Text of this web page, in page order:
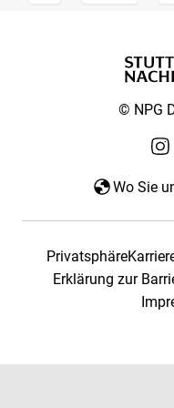
© NPG
Wo Sie
Privatsphäre
Erklärung zur